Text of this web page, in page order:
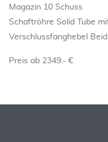
Magazin 10 Schuss
Schaftröhre Solid Tube
Verschlussfanghebel
Preis ab 2349.- €